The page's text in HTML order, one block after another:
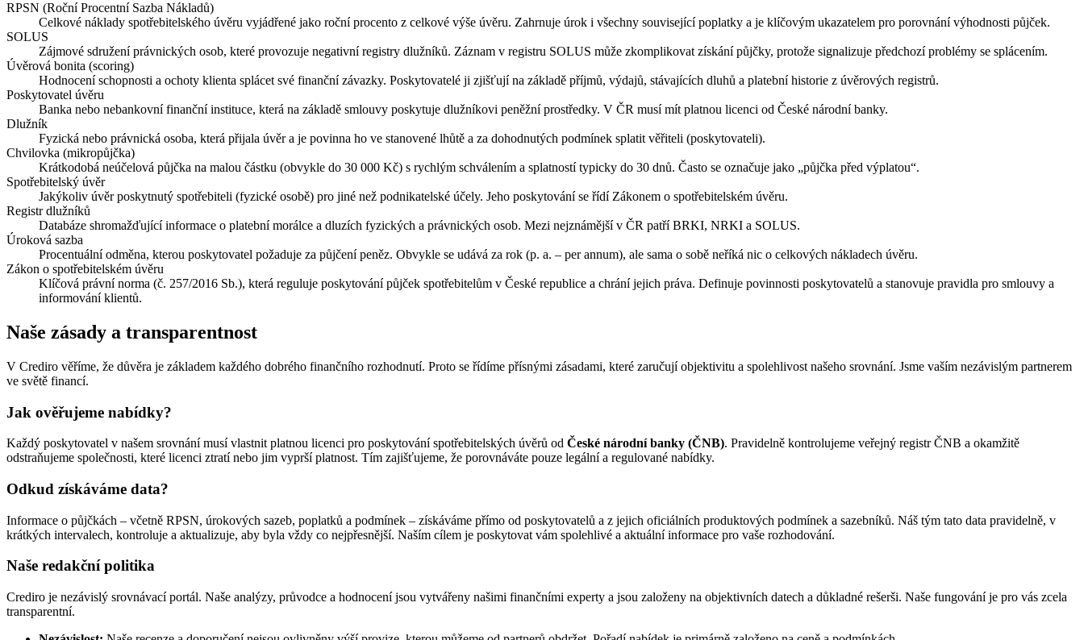
RPSN (Roční Procentní Sazba Nákladů)
Celkové náklady spotřebitelského úvěru vyjádřené jako roční procento z celkové výše úvěru. Zahrnuje úrok i všechny související poplatky a je klíčovým ukazatelem pro porovnání výhodnosti půjček.
SOLUS
Zájmové sdružení právnických osob, které provozuje negativní registry dlužníků. Záznam v registru SOLUS může zkomplikovat získání půjčky, protože signalizuje předchozí problémy se splácením.
Úvěrová bonita (scoring)
Hodnocení schopnosti a ochoty klienta splácet své finanční závazky. Poskytovatelé ji zjišťují na základě příjmů, výdajů, stávajících dluhů a platební historie z úvěrových registrů.
Poskytovatel úvěru
Banka nebo nebankovní finanční instituce, která na základě smlouvy poskytuje dlužníkovi peněžní prostředky. V ČR musí mít platnou licenci od České národní banky.
Dlužník
Fyzická nebo právnická osoba, která přijala úvěr a je povinna ho ve stanovené lhůtě a za dohodnutých podmínek splatit věřiteli (poskytovateli).
Chvilovka (mikropůjčka)
Krátkodobá neúčelová půjčka na malou částku (obvykle do 30 000 Kč) s rychlým schválením a splatností typicky do 30 dnů. Často se označuje jako „půjčka před výplatou“.
Spotřebitelský úvěr
Jakýkoliv úvěr poskytnutý spotřebiteli (fyzické osobě) pro jiné než podnikatelské účely. Jeho poskytování se řídí Zákonem o spotřebitelském úvěru.
Registr dlužníků
Databáze shromažďující informace o platební morálce a dluzích fyzických a právnických osob. Mezi nejznámější v ČR patří BRKI, NRKI a SOLUS.
Úroková sazba
Procentuální odměna, kterou poskytovatel požaduje za půjčení peněz. Obvykle se udává za rok (p. a. – per annum), ale sama o sobě neříká nic o celkových nákladech úvěru.
Zákon o spotřebitelském úvěru
Klíčová právní norma (č. 257/2016 Sb.), která reguluje poskytování půjček spotřebitelům v České republice a chrání jejich práva. Definuje povinnosti poskytovatelů a stanovuje pravidla pro smlouvy a
informování klientů.
Naše zásady a transparentnost
V Crediro věříme, že důvěra je základem každého dobrého finančního rozhodnutí. Proto se řídíme přísnými zásadami, které zaručují objektivitu a spolehlivost našeho srovnání. Jsme vaším nezávislým partnerem
ve světě financí.
Jak ověřujeme nabídky?
Každý poskytovatel v našem srovnání musí vlastnit platnou licenci pro poskytování spotřebitelských úvěrů od České národní banky (ČNB). Pravidelně kontrolujeme veřejný registr ČNB a okamžitě
odstraňujeme společnosti, které licenci ztratí nebo jim vyprší platnost. Tím zajišťujeme, že porovnáváte pouze legální a regulované nabídky.
Odkud získáváme data?
Informace o půjčkách – včetně RPSN, úrokových sazeb, poplatků a podmínek – získáváme přímo od poskytovatelů a z jejich oficiálních produktových podmínek a sazebníků. Náš tým tato data pravidelně, v
krátkých intervalech, kontroluje a aktualizuje, aby byla vždy co nejpřesnější. Naším cílem je poskytovat vám spolehlivé a aktuální informace pro vaše rozhodování.
Naše redakční politika
Crediro je nezávislý srovnávací portál. Naše analýzy, průvodce a hodnocení jsou vytvářeny našimi finančními experty a jsou založeny na objektivních datech a důkladné rešerši. Naše fungování je pro vás zcela
transparentní.